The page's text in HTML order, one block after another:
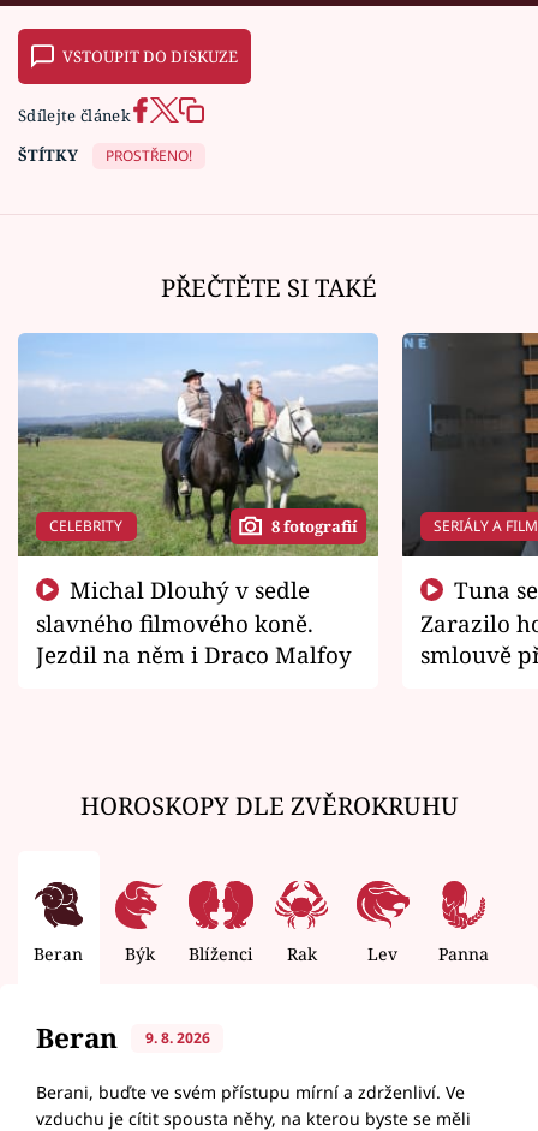
VSTOUPIT DO DISKUZE
Sdílejte článek
ŠTÍTKY
PROSTŘENO!
PŘEČTĚTE SI TAKÉ
CELEBRITY 8 fotografií
slavného filmového koně.
Jezdil na něm i Draco Malfoy
SERIÁLY A
Zarazilo
smlouvě
HOROSKOPY DLE ZVĚROKRUHU
Beran Býk Blíženci Rak Lev Panna
Beran 9. 8. 2026
Berani, buďte ve svém přístupu mírní a zdrženliví. Ve
vzduchu je cítit spousta něhy, na kterou byste se měli